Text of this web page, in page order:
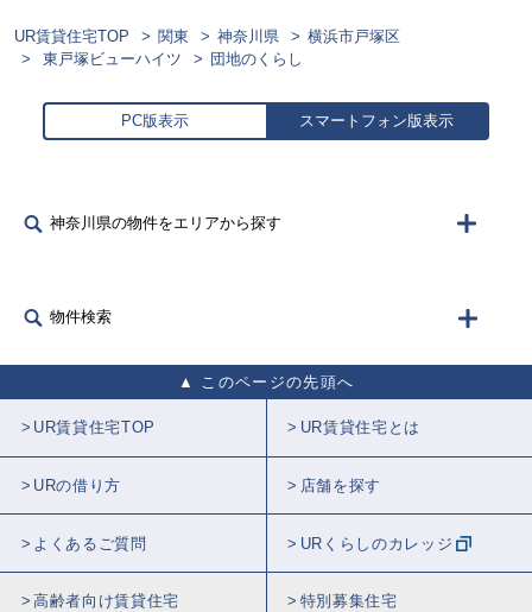
UR賃貸住宅TOP 関東 神奈川県
横浜市戸塚区
東戸塚ビューハイツ
団地のくらし
PC版表示 スマートフォン版表示
神奈川県の物件をエリアから探す
物件検索
このページの先頭へ
UR賃貸住宅TOP UR賃貸住宅とは
URの借り方 店舗を探す
よくあるご質問 URくらしのカレッジ
高齢者向け賃貸住宅 特別募集住宅